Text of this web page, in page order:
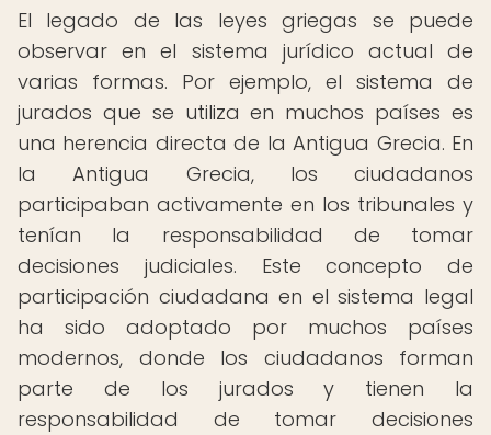
El legado de las leyes griegas se puede
observar en el sistema jurídico actual de
varias formas. Por ejemplo, el sistema de
jurados que se utiliza en muchos países es
una herencia directa de la Antigua Grecia. En
la Antigua Grecia, los ciudadanos
participaban activamente en los tribunales y
tenían la responsabilidad de tomar
decisiones judiciales. Este concepto de
participación ciudadana en el sistema legal
ha sido adoptado por muchos países
modernos, donde los ciudadanos forman
parte de los jurados y tienen la
responsabilidad de tomar decisiones